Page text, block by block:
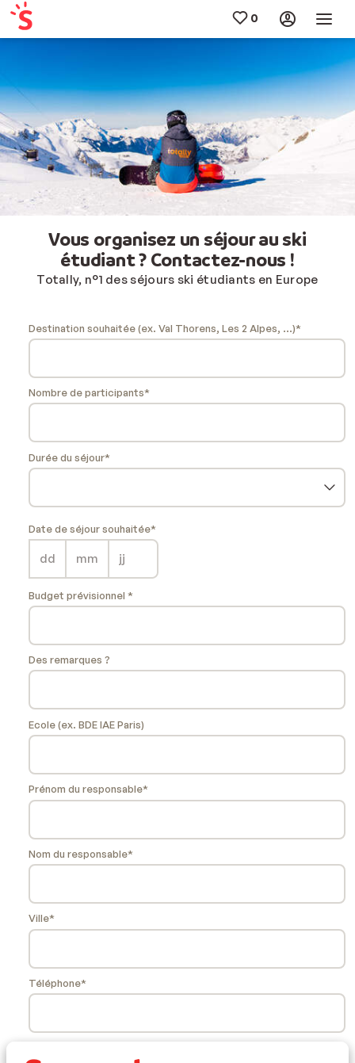
Vous organisez un séjour au ski
étudiant ? Contactez-nous !
Totally, n°1 des séjours ski étudiants en Europe
Destination souhaitée (ex. Val Thorens, Les 2 Alpes, ...)*
Nombre de participants*
Durée du séjour*
Date de séjour souhaitée*
Budget prévisionnel *
Des remarques ?
Ecole (ex. BDE IAE Paris)
Prénom du responsable*
Nom du responsable*
Ville*
Téléphone*